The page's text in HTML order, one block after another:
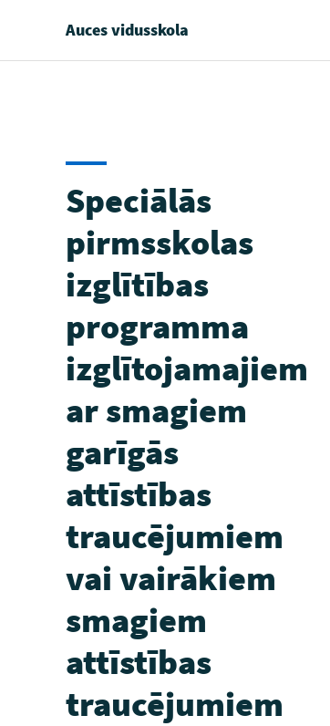
Auces vidusskola
Speciālās
pirmsskolas
izglītības
programma
izglītojamajiem
ar smagiem
garīgās
attīstības
traucējumiem
vai vairākiem
smagiem
attīstības
traucējumiem